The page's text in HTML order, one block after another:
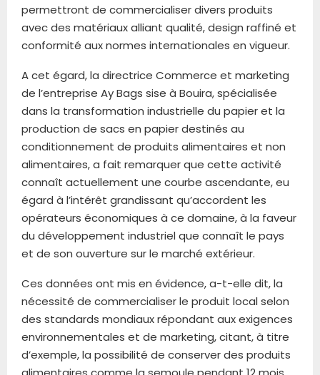
permettront de commercialiser divers produits
avec des matériaux alliant qualité, design raffiné et
conformité aux normes internationales en vigueur.
A cet égard, la directrice Commerce et marketing
de l’entreprise Ay Bags sise à Bouira, spécialisée
dans la transformation industrielle du papier et la
production de sacs en papier destinés au
conditionnement de produits alimentaires et non
alimentaires, a fait remarquer que cette activité
connaît actuellement une courbe ascendante, eu
égard à l’intérêt grandissant qu’accordent les
opérateurs économiques à ce domaine, à la faveur
du développement industriel que connaît le pays
et de son ouverture sur le marché extérieur.
Ces données ont mis en évidence, a-t-elle dit, la
nécessité de commercialiser le produit local selon
des standards mondiaux répondant aux exigences
environnementales et de marketing, citant, à titre
d’exemple, la possibilité de conserver des produits